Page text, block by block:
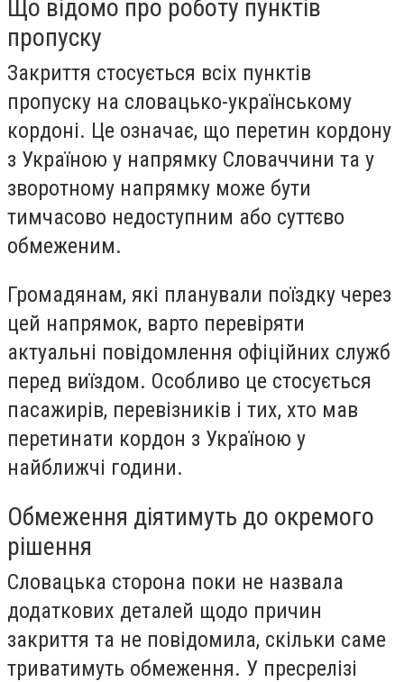
Що відомо про роботу пунктів
пропуску
Закриття стосується всіх пунктів
пропуску на словацько-українському
кордоні. Це означає, що перетин кордону
з Україною у напрямку Словаччини та у
зворотному напрямку може бути
тимчасово недоступним або суттєво
обмеженим.
Громадянам, які планували поїздку через
цей напрямок, варто перевіряти
актуальні повідомлення офіційних служб
перед виїздом. Особливо це стосується
пасажирів, перевізників і тих, хто мав
перетинати кордон з Україною у
найближчі години.
Обмеження діятимуть до окремого
рішення
Словацька сторона поки не назвала
додаткових деталей щодо причин
закриття та не повідомила, скільки саме
триватимуть обмеження. У пресрелізі